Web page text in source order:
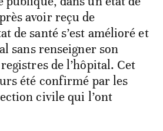
avoir reçu de
de santé s’est amélioré et
sans renseigner son
de l’hôpital. Cet
été confirmé par les
civile qui l’ont